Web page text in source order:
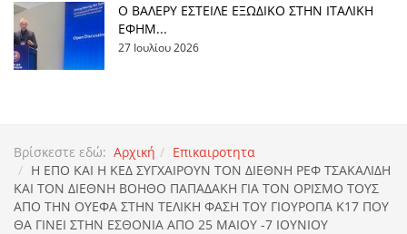
Ο ΒΑΛΕΡΥ ΕΣΤΕΙΛΕ ΕΞΩΔΙΚΟ ΣΤΗΝ ΙΤΑΛΙΚΗ
ΕΦΗΜ...
27 Ιουλίου 2026
Βρίσκεστε εδώ: Αρχική
Επικαιροτητα
Η ΕΠΟ ΚΑΙ Η ΚΕΔ ΣΥΓΧΑΙΡΟΥΝ ΤΟΝ ΔΙΕΘΝΗ ΡΕΦ ΤΣΑΚΑΛΙΔΗ
ΚΑΙ ΤΟΝ ΔΙΕΘΝΗ ΒΟΗΘΟ ΠΑΠΑΔΑΚΗ ΓΙΑ ΤΟΝ ΟΡΙΣΜΟ ΤΟΥΣ
ΑΠΟ ΤΗΝ ΟΥΕΦΑ ΣΤΗΝ ΤΕΛΙΚΗ ΦΑΣΗ ΤΟΥ ΓΙΟΥΡΟΠΑ Κ17 ΠΟΥ
ΘΑ ΓΙΝΕΙ ΣΤΗΝ ΕΣΘΟΝΙΑ ΑΠΟ 25 ΜΑΙΟΥ -7 ΙΟΥΝΙΟΥ